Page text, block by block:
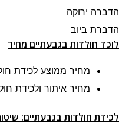
הדברה ירוקה
הדברת ביוב
לוכד חולדות בגבעתיים מחיר
מחיר ממוצע לכידת
מחיר איתור ולכידת
לכידת חולדות בגבעתיים: